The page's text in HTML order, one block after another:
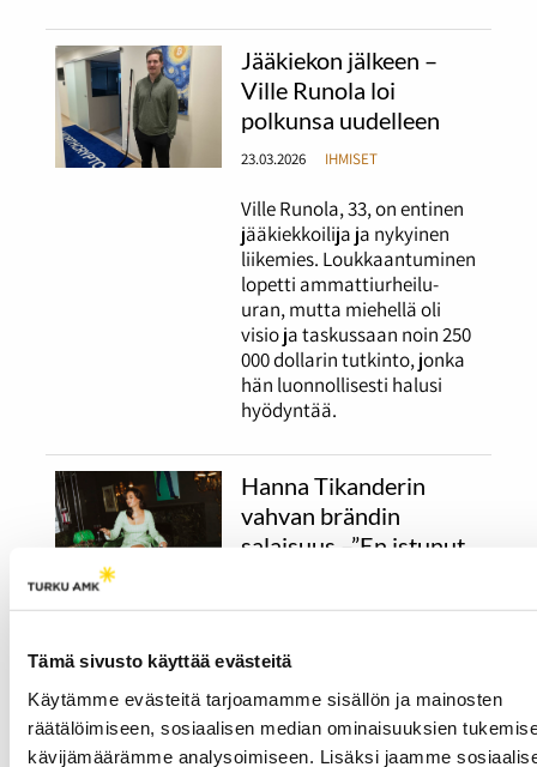
Tämä sivusto käyttää evästeitä
Käytämme evästeitä tarjoamamme sisällön ja mainosten
räätälöimiseen, sosiaalisen median ominaisuuksien
kävijämäärämme analysoimiseen. Lisäksi jaamme
Jääkiekon jälkeen –
Ville Runola loi
polkunsa uudelleen
23.03.2026 IHMISET
Ville Runola, 33, on entinen
jääkiekkoilija ja nykyinen
liikemies. Loukkaantuminen
lopetti ammattiurheilu-
uran, mutta miehellä oli
visio ja taskussaan noin 250
000 dollarin tutkinto, jonka
hän luonnollisesti halusi
hyödyntää.
Hanna Tikanderin
vahvan brändin
salaisuus –”En istunut
millainen
12.03.2026
”Rohkea, pirskahteleva,
monipuolinen, freesi.” Näin